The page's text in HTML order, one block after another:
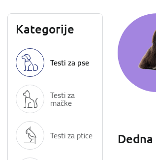
Kategorije
Testi za pse
Testi za
mačke
Testi za ptice